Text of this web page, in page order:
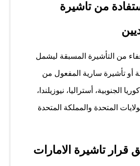
من تاشيرة
من التأشيرة المسبقة ليشمل
أو تأشيرة سارية المفعول من
الجنوبية، أستراليا، نيوزيلندا،
المتحدة والمملكة المتحدة
قرارتاشيرة الامارات